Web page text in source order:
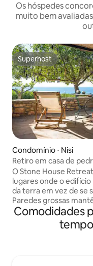
Os hóspedes
muito bem
Superhost
Superhost
Condomínio ⋅ Nisi
Retiro em casa de
O Stone House
lugares onde o
da terra em vez de se
Paredes grossas
manhã através do
cama de casal
principal com um
Comodidades